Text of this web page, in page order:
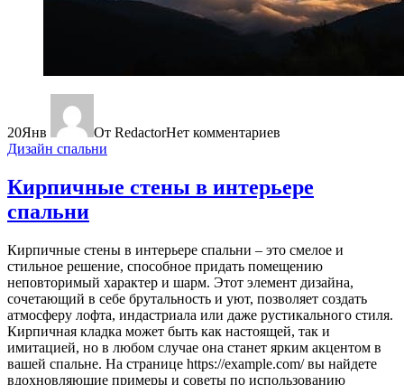
20Янв От RedactorНет комментариев
Дизайн спальни
Кирпичные стены в интерьере
спальни
Кирпичные стены в интерьере спальни – это смелое и
стильное решение, способное придать помещению
неповторимый характер и шарм. Этот элемент дизайна,
сочетающий в себе брутальность и уют, позволяет создать
атмосферу лофта, индастриала или даже рустикального стиля.
Кирпичная кладка может быть как настоящей, так и
имитацией, но в любом случае она станет ярким акцентом в
вашей спальне. На странице https://example.com/ вы найдете
вдохновляющие примеры и советы по использованию